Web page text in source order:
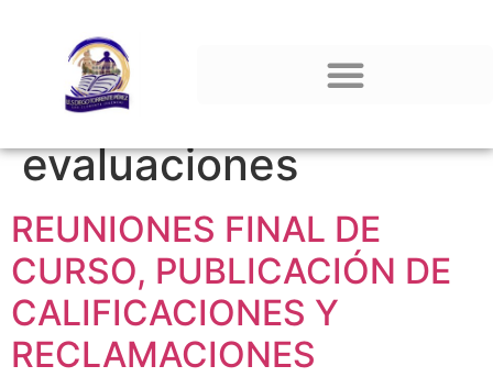
Etiqueta:
evaluaciones
REUNIONES FINAL DE
CURSO, PUBLICACIÓN DE
CALIFICACIONES Y
RECLAMACIONES